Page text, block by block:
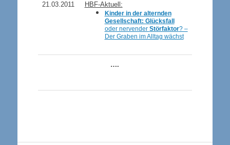
21.03.2011 HBF-Aktuell:
Kinder in der alternden
Gesellschaft: Glücksfall
oder nervender Störfaktor? –
Der Graben im Alltag wächst
….